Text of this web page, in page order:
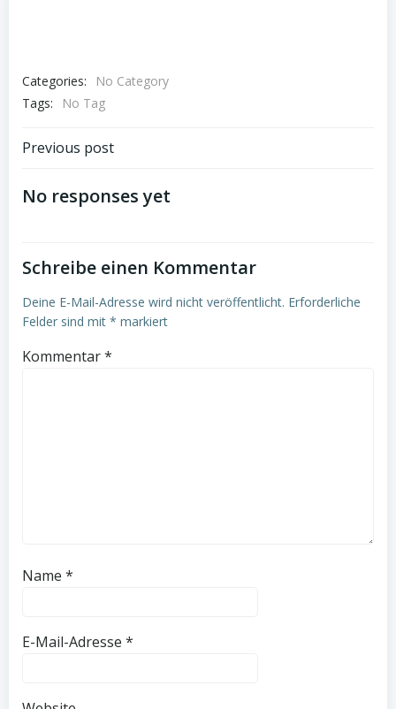
Categories:
No Category
Tags:
No Tag
Post
navigation
Previous post
No responses yet
Schreibe einen Kommentar
Deine E-Mail-Adresse wird nicht veröffentlicht. Erforderliche
Felder sind mit * markiert
Kommentar*
Name *
E-Mail-Adresse *